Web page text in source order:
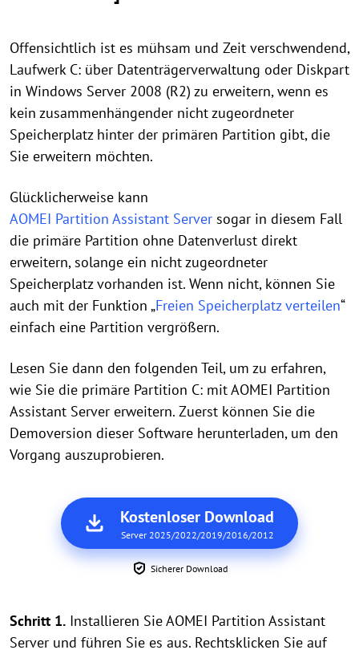
Offensichtlich ist es mühsam und Zeit verschwendend,
Laufwerk C: über Datenträgerverwaltung oder Diskpart
in Windows Server 2008 (R2) zu erweitern, wenn es
kein zusammenhängender nicht zugeordneter
Speicherplatz hinter der primären Partition gibt, die
Sie erweitern möchten.
Glücklicherweise kann
AOMEI Partition Assistant Server sogar in diesem Fall
die primäre Partition ohne Datenverlust direkt
erweitern, solange ein nicht zugeordneter
Speicherplatz vorhanden ist. Wenn nicht, können Sie
auch mit der Funktion „Freien Speicherplatz verteilen“
einfach eine Partition vergrößern.
Lesen Sie dann den folgenden Teil, um zu erfahren,
wie Sie die primäre Partition C: mit AOMEI Partition
Assistant Server erweitern. Zuerst können Sie die
Demoversion dieser Software herunterladen, um den
Vorgang auszuprobieren.
Kostenloser Download
Server 2025/2022/2019/2016/2012
Sicherer Download
Schritt 1. Installieren Sie AOMEI Partition Assistant
Server und führen Sie es aus. Rechtsklicken Sie auf